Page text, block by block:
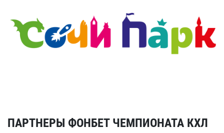
ПАРТНЕРЫ ФОНБЕТ ЧЕМПИОНАТА КХЛ